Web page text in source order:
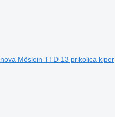
nova Möslein TTD 13 prikolica kiper